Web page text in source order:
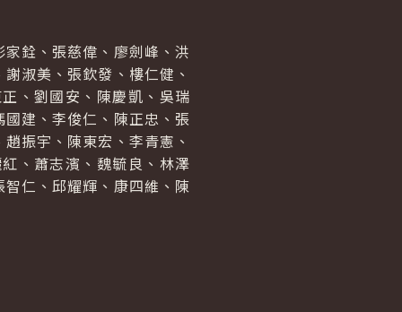
銓、張慈偉、廖劍峰、洪
淑美、張欽發、樓仁健、
、劉國安、陳慶凱、吳瑞
建、李俊仁、陳正忠、張
振宇、陳東宏、李青憲、
、蕭志濱、魏毓良、林澤
仁、邱耀輝、康四維、陳